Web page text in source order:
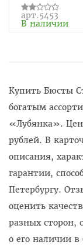
арт.5453
В наличии
Купить Бюсты
богатым
«Лубянка».
рублей. В
описания,
гарантии,
Петербургу.
оценить
разных сторон,
о его наличии